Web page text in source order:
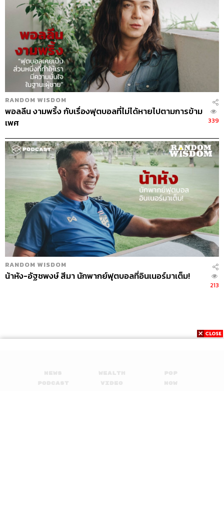
TAGS: ซูเปอร์สตาร์ Super Star
พลอย เฌอมาลย์
เฌอมาลย์ บุญยศักดิ์
Random Wisdom
โรคซึมเศร้า
112
ABOUT THE HOST
THE STANDARD PODCAST
ทีมงาน THE STANDARD PODCAST
RANDOM WISDOM
พอลลีน งามพริ้ง กับเรื่องฟุตบอลที่ไม่ได้หายไปตามการข้าม
เพศ
339
RANDOM WISDOM
น้าหัง-อัฐชพงษ์ สีมา นักพากย์ฟุตบอลที่อินเนอร์มาเต็ม!
213